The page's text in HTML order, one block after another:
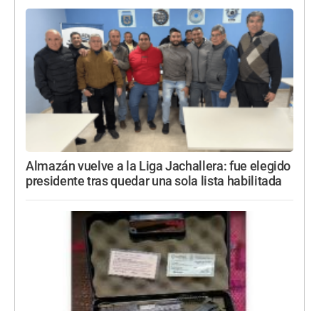
Almazán vuelve a la Liga Jachallera: fue elegido
presidente tras quedar una sola lista habilitada